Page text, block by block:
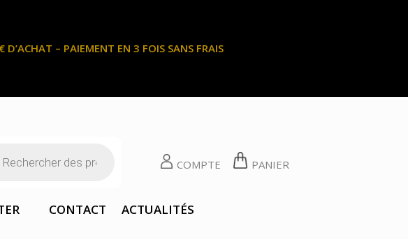
– PAIEMENT EN 3 FOIS SANS FRAIS
COMPTE PANIER
CONTACT ACTUALITÉS